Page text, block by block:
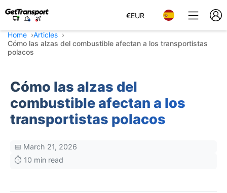
€EUR
Home
Articles
Cómo las alzas del combustible afectan a los transportistas
polacos
Cómo las alzas del
combustible afectan a los
transportistas polacos
📅 March 21, 2026
⏱️ 10 min read